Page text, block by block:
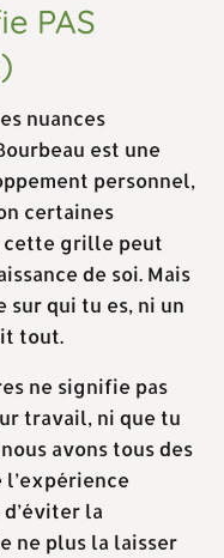
PAS
nuances
est une
personnel,
certaines
cette grille peut
de soi. Mais
sur qui tu es, ni un
tout.
ne signifie pas
travail, ni que tu
avons tous des
d’éviter la
ne plus la laisser